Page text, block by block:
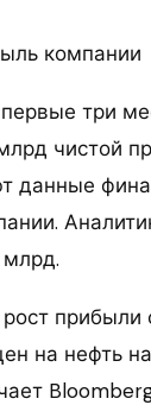
компании
три
чистой
данные
прибыли
на нефть